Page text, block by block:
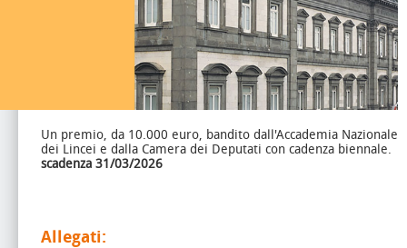
Un premio, da 10.000 euro, bandito dall'Accademia Nazionale
dei Lincei e dalla Camera dei Deputati con cadenza biennale.
scadenza 31/03/2026
Allegati: